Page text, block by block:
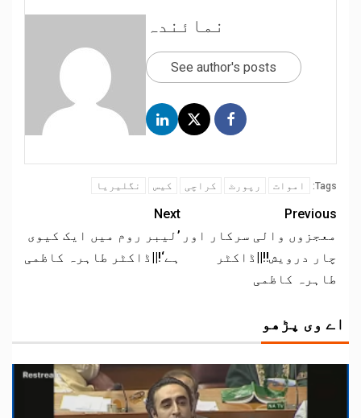
نمائندہ
See author's posts
Tags: اموات رپورٹ کراچی کیس نگلیریا
Previous
معجزوں والی سرکار اور
چار درویش!!||ڈاکٹر
طاہرہ کاظمی
Next
’لیبر روم میں ایک کیوی
ہے‘!||ڈاکٹر طاہرہ کاظمی
اے وی پڑھو